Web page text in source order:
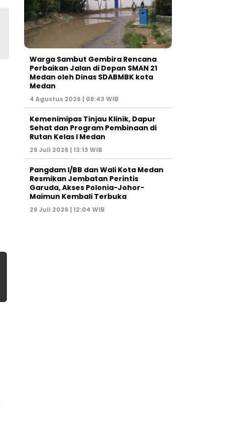
Warga Sambut Gembira Rencana
Perbaikan Jalan di Depan SMAN 21
Medan oleh Dinas SDABMBK kota
Medan
4 Agustus 2026 | 08:43 WIB
Kemenimipas Tinjau Klinik, Dapur
Sehat dan Program Pembinaan di
Rutan Kelas I Medan
29 Juli 2026 | 13:13 WIB
Pangdam I/BB dan Wali Kota Medan
Resmikan Jembatan Perintis
Garuda, Akses Polonia-Johor-
Maimun Kembali Terbuka
29 Juli 2026 | 12:04 WIB